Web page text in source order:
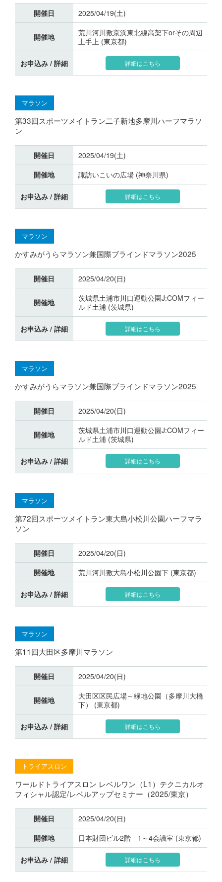
開催日 2025/04/19(土)
開催地
荒川河川敷京浜東北線高架下orその周辺
土手上 (東京都)
お申込み / 詳細 詳細はこちら
マラソン
第33回スポーツメイトラン二子新地多摩川ハーフマラソ
ン
開催日
2025/04/19(土)
開催地
諏訪いこいの広場 (神奈川県)
お申込み / 詳細 詳細はこちら
マラソン
かすみがうらマラソン兼国際ブラインドマラソン2025
開催日 2025/04/20(日)
開催地
茨城県土浦市川口運動公園J:COMフィー
ルド土浦 (茨城県)
お申込み / 詳細 詳細はこちら
マラソン
かすみがうらマラソン兼国際ブラインドマラソン2025
開催日 2025/04/20(日)
開催地
茨城県土浦市川口運動公園J:COMフィー
ルド土浦 (茨城県)
お申込み / 詳細 詳細はこちら
マラソン
第72回スポーツメイトラン東大島小松川公園ハーフマラ
ソン
開催日
2025/04/20(日)
開催地
荒川河川敷大島小松川公園下 (東京都)
お申込み / 詳細 詳細はこちら
マラソン
第11回大田区多摩川マラソン
開催日 2025/04/20(日)
開催地
大田区区民広場～緑地公園（多摩川大橋
下） (東京都)
お申込み / 詳細 詳細はこちら
トライアスロン
ワールドトライアスロン レベルワン（L1）テクニカルオ
フィシャル認定/レベルアップセミナー（2025/東京）
開催日
2025/04/20(日)
開催地
日本財団ビル2階 1～4会議室 (東京都)
お申込み / 詳細 詳細はこちら